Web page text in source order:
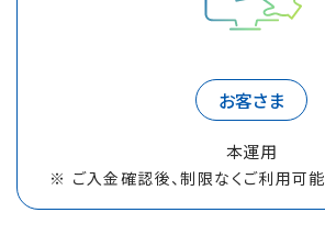
お客さま
本運用
ご入金確認後、制限なくご利用可能